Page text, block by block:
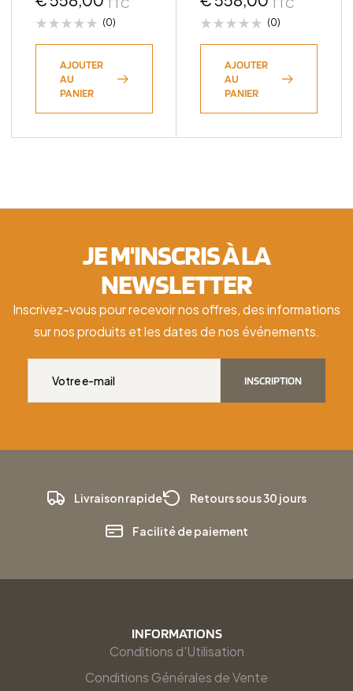
(0)
AJOUTER
AU
PANIER
CB106.1
(0)
AJOUTER
AU
PANIER
JE M'INSCRIS À LA
NEWSLETTER
Inscrivez-vous pour recevoir nos offres, des informations
sur nos produits et les dates de nos événements.
INSCRIPTION
Livraison rapide Retours sous 30 jours
Facilité de paiement
INFORMATIONS
Conditions d'Utilisation
Conditions Générales de Vente